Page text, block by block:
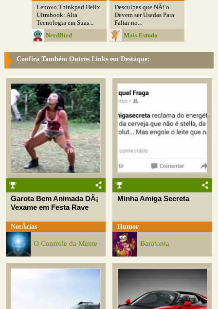
Lenovo Thinkpad Helix
Ultrabook: Alta
Tecnologia em Suas...
NerdBird
Desculpas que NÃ£o
Devem ser Usadas Para
Faltar no...
Mais Estudo
Confira Também Outros Links em Destaque:
Garota Bem Animada DÃ¡
Vexame em Festa Rave
NotÃ­cias
O Controle da Mente
Minha Amiga Secreta
Humor
Baratonta